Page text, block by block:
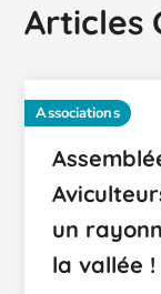
Articles
Associations
un
la vallée !